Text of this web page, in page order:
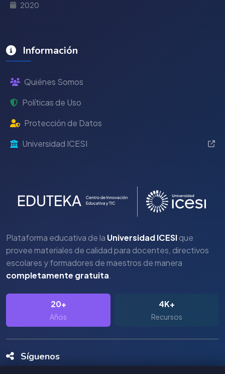
2020
Información
Quiénes Somos
Políticas de Uso
Protección de Datos
Universidad ICESI
Plataforma educativa de la Universidad ICESIque
provee materiales de calidad para docentes, directivos
escolares y formadores de maestros de manera
completamente gratuita.
20+
Años
4K+
Recursos
Síguenos